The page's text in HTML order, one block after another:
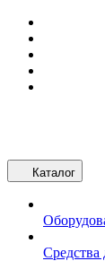
Каталог
Средства